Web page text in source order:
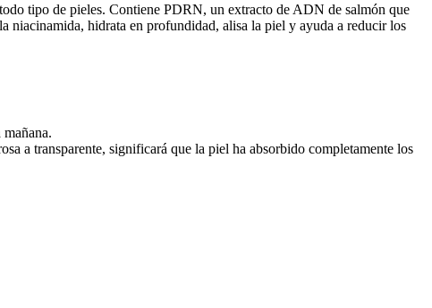
tipo de pieles. Contiene PDRN, un extracto de ADN de salmón que
niacinamida, hidrata en profundidad, alisa la piel y ayuda a reducir los
a transparente, significará que la piel ha absorbido completamente los